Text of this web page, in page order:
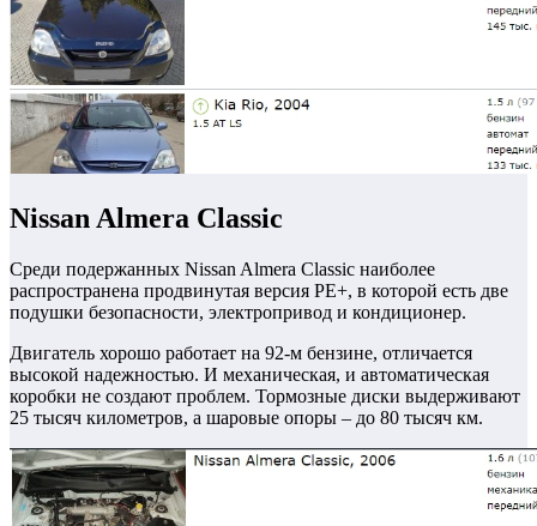
Nissan Almera Classic
Среди подержанных Nissan Almera Classic наиболее
распространена продвинутая версия PE+, в которой есть две
подушки безопасности, электропривод и кондиционер.
Двигатель хорошо работает на 92-м бензине, отличается
высокой надежностью. И механическая, и автоматическая
коробки не создают проблем. Тормозные диски выдерживают
25 тысяч километров, а шаровые опоры – до 80 тысяч км.